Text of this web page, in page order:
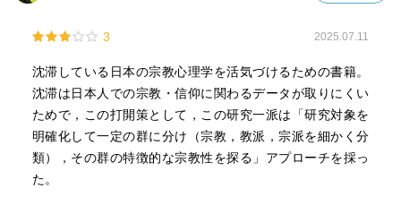
3 2025.07.11
沈滞している日本の宗教心理学を活気づけるための書籍。
沈滞は日本人での宗教・信仰に関わるデータが取りにくい
ためで，この打開策として，この研究一派は「研究対象を
明確化して一定の群に分け（宗教，教派，宗派を細かく分
類），その群の特徴的な宗教性を探る」アプローチを採っ
た。